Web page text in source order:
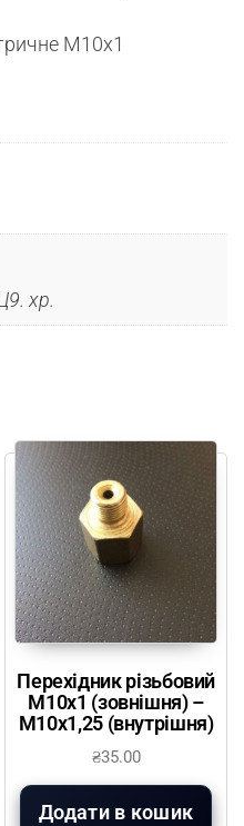
М10х1
хр.
Перехідник різьбовий
М10х1 (зовнішня) –
М10х1,25 (внутрішня)
₴35.00
Додати в кошик